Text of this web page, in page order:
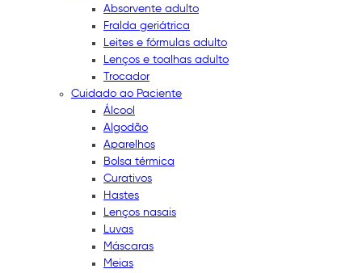
Absorvente adulto
Fralda geriátrica
Leites e fórmulas adulto
Lenços e toalhas adulto
Trocador
Cuidado ao Paciente
Álcool
Algodão
Aparelhos
Bolsa térmica
Curativos
Hastes
Lenços nasais
Luvas
Máscaras
Meias